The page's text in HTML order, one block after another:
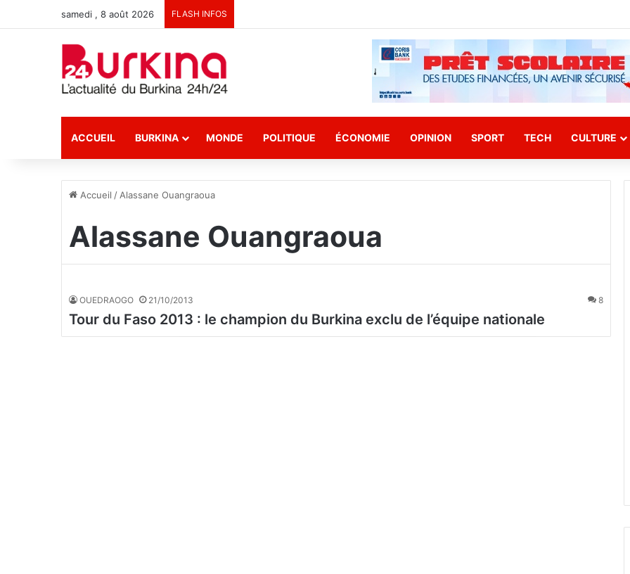
samedi , 8 août 2026 FLASH INFOS
ACCUEIL BURKINA MONDE POLITIQUE ÉCONOMIE OPINION SPORT TECH CULTURE
Accueil / Alassane Ouangraoua
Alassane Ouangraoua
OUEDRAOGO 21/10/2013 8
Tour du Faso 2013 : le champion du Burkina exclu de l’équipe nationale